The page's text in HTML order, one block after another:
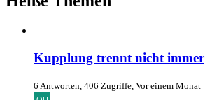
Kupplung trennt nicht immer
6 Antworten, 406 Zugriffe, Vor einem Monat